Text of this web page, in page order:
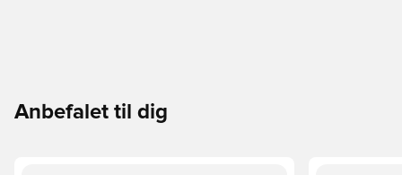
Anbefalet til dig